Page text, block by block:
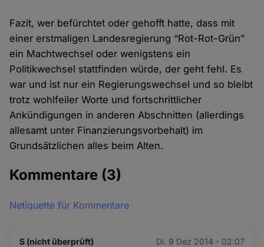
Fazit, wer befürchtet oder gehofft hatte, dass mit
einer erstmaligen Landesregierung “Rot-Rot-Grün”
ein Machtwechsel oder wenigstens ein
Politikwechsel stattfinden würde, der geht fehl. Es
war und ist nur ein Regierungswechsel und so bleibt
trotz wohlfeiler Worte und fortschrittlicher
Ankündigungen in anderen Abschnitten (allerdings
allesamt unter Finanzierungsvorbehalt) im
Grundsätzlichen alles beim Alten.
Kommentare (3)
Netiquette für Kommentare
S (nicht überprüft) Di. 9 Dez 2014 - 02:07